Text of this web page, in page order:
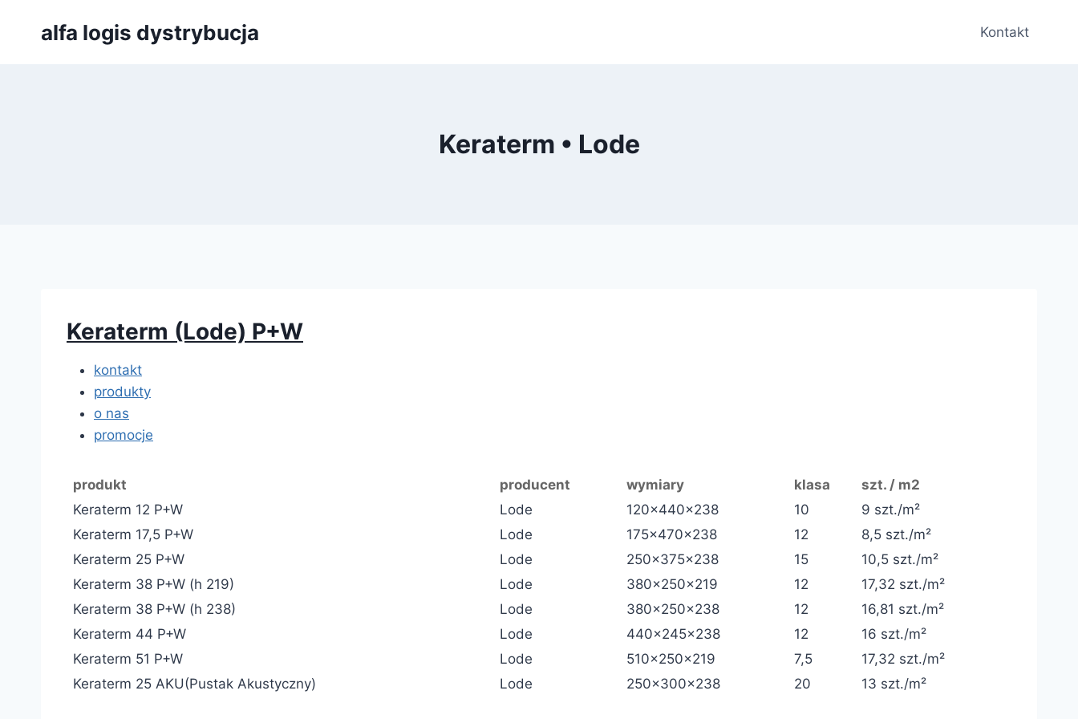
alfa logis dystrybucja Kontakt
Keraterm • Lode
Keraterm (Lode) P+W
kontakt
produkty
o nas
promocje
produkt producent wymiary klasa
szt. / m2
Keraterm 12 P+W
Lode 120x440x238 10
9 szt./m²
Keraterm 17,5 P+W
Lode 175x470x238 12
8,5 szt./m²
Keraterm 25 P+W
Lode 250x375x238 15
10,5 szt./m²
Keraterm 38 P+W (h 219)
Lode 380x250x219 12
17,32 szt./m²
Keraterm 38 P+W (h 238)
Lode 380x250x238 12
16,81 szt./m²
Keraterm 44 P+W
Lode 440x245x238 12
16 szt./m²
Keraterm 51 P+W
Lode 510x250x219 7,5
17,32 szt./m²
Keraterm 25 AKU(Pustak Akustyczny)
Lode 250x300x238 20 13 szt./m²